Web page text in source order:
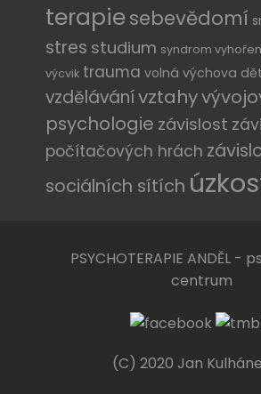
terapiesebevědomí
stres studium syndrom
výcvik trauma volná výchova
vzdělávánívztahy
psychologie závislost
počítačových hrách
sociálních sítích
PSYCHOTERAPIE ANDĚL -
centrum
(C) 2020 Jan